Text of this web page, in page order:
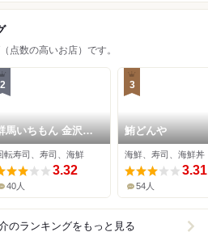
点数の高いお店）です。
2
馬いちもん 金沢ま
もん スマーク伊勢
店
転寿司、寿司、海鮮
3.32
40人
3
鮪どんや
海鮮、寿司、海鮮丼
3.31
54人
のランキングをもっと見る